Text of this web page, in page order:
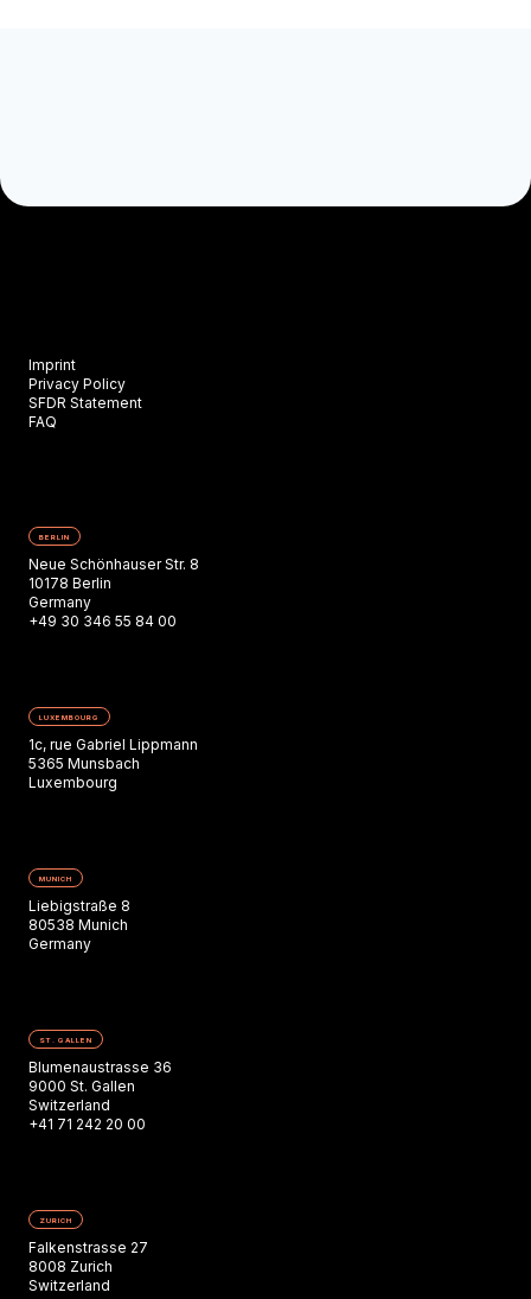
Imprint
Privacy Policy
SFDR Statement
FAQ
BERLIN
Neue Schönhauser Str. 8
10178 Berlin
Germany
+49 30 346 55 84 00
LUXEMBOURG
1c, rue Gabriel Lippmann
5365 Munsbach
Luxembourg
MUNICH
Liebigstraße 8
80538 Munich
Germany
ST. GALLEN
Blumenaustrasse 36
9000 St. Gallen
Switzerland
+41 71 242 20 00
ZURICH
Falkenstrasse 27
8008 Zurich
Switzerland